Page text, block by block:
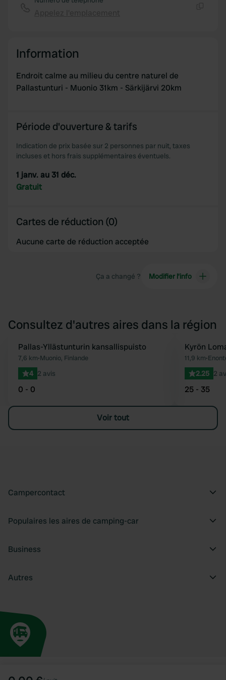
provided to them or that they’ve collected from your use
of their services.
Information
Endroit calme au milieu du centre naturel de
Pallastunturi - Muonio 31km - Särkijärvi 20km
Période d'ouverture & tarifs
Indication de prix basée sur 2 personnes par nuit, taxes
incluses et hors frais supplémentaires éventuels.
1 janv. au 31 déc.
Gratuit
Cartes de réduction (0)
Aucune carte de réduction acceptée
Ça a changé ? Modifier l’info
Consultez d'autres aires dans la région
Préféré
Pallas-Yllästunturin kansallispuisto
7,6 km•Muonio, Finlande
4 2 avis
0 - 0
Kyrön
11,9 km•
2.25 2
25 - 35
Voir tout
Campercontact
Populaires les aires de camping-car
Business
Autres